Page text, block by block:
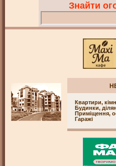
Знайти
Квартири,
Будинки,
Приміщення,
Гаражі